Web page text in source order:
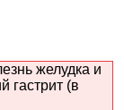
желудка и
гастрит (в